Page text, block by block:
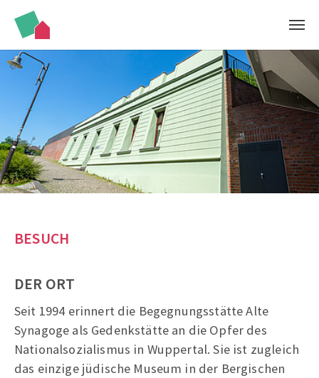
Zum Hauptinhalt springen
BESUCH
DER ORT
Seit 1994 erinnert die Begegnungsstätte Alte
Synagoge als Gedenkstätte an die Opfer des
Nationalsozialismus in Wuppertal. Sie ist zugleich
das einzige jüdische Museum in der Bergischen